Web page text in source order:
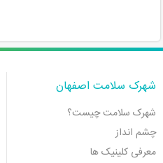
شهرک سلامت اصفهان
شهرک سلامت چیست؟
چشم انداز
معرفی کلینیک ها